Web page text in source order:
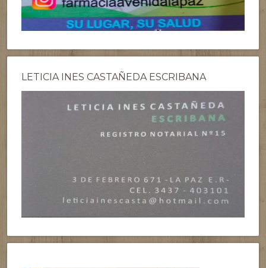
LETICIA INES CASTAÑEDA ESCRIBANA